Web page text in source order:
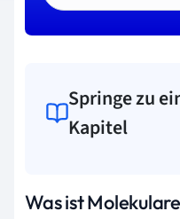
Springe zu
Kapitel
Was ist